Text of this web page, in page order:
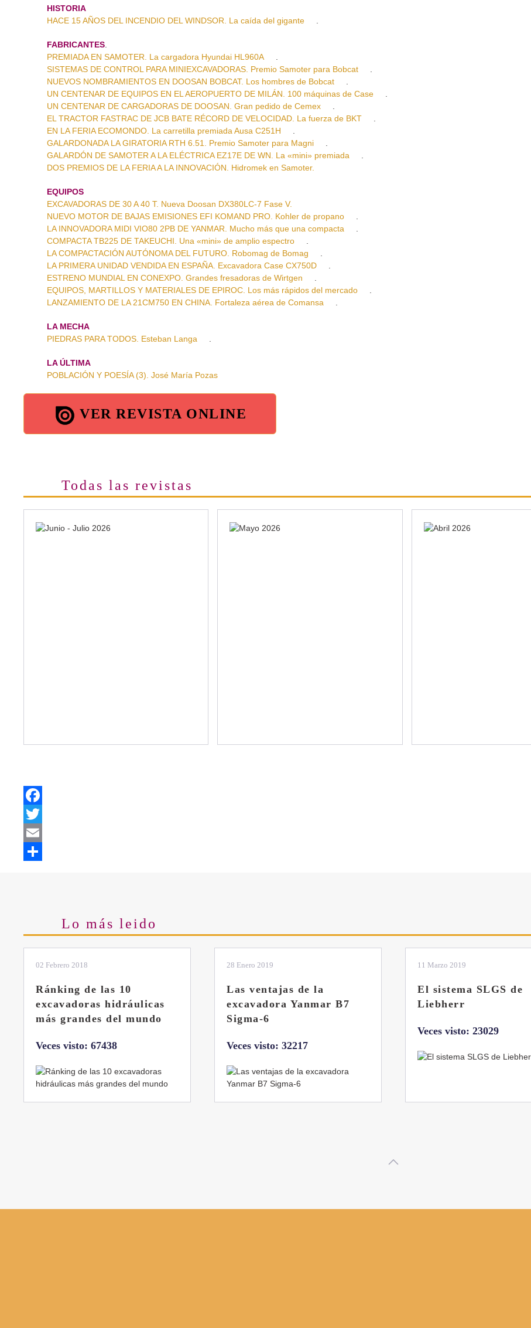
HISTORIA
HACE 15 AÑOS DEL INCENDIO DEL WINDSOR. La caída del gigante
.
FABRICANTES.
PREMIADA EN SAMOTER. La cargadora Hyundai HL960A
.
SISTEMAS DE CONTROL PARA MINIEXCAVADORAS. Premio Samoter para Bobcat
.
NUEVOS NOMBRAMIENTOS EN DOOSAN BOBCAT. Los hombres de Bobcat
.
UN CENTENAR DE EQUIPOS EN EL AEROPUERTO DE MILÁN. 100 máquinas de Case
.
UN CENTENAR DE CARGADORAS DE DOOSAN. Gran pedido de Cemex
.
EL TRACTOR FASTRAC DE JCB BATE RÉCORD DE VELOCIDAD. La fuerza de BKT
.
EN LA FERIA ECOMONDO. La carretilla premiada Ausa C251H
.
GALARDONADA LA GIRATORIA RTH 6.51. Premio Samoter para Magni
.
GALARDÓN DE SAMOTER A LA ELÉCTRICA EZ17E DE WN. La «mini» premiada
.
DOS PREMIOS DE LA FERIA A LA INNOVACIÓN. Hidromek en Samoter.
EQUIPOS
EXCAVADORAS DE 30 A 40 T. Nueva Doosan DX380LC-7 Fase V.
NUEVO MOTOR DE BAJAS EMISIONES EFI KOMAND PRO. Kohler de propano
.
LA INNOVADORA MIDI VIO80 2PB DE YANMAR. Mucho más que una compacta
.
COMPACTA TB225 DE TAKEUCHI. Una «mini» de amplio espectro
.
LA COMPACTACIÓN AUTÓNOMA DEL FUTURO. Robomag de Bomag
.
LA PRIMERA UNIDAD VENDIDA EN ESPAÑA. Excavadora Case CX750D
.
ESTRENO MUNDIAL EN CONEXPO. Grandes fresadoras de Wirtgen
.
EQUIPOS, MARTILLOS Y MATERIALES DE EPIROC. Los más rápidos del mercado
.
LANZAMIENTO DE LA 21CM750 EN CHINA. Fortaleza aérea de Comansa
.
LA MECHA
PIEDRAS PARA TODOS. Esteban Langa
.
LA ÚLTIMA
POBLACIÓN Y POESÍA (3). José María Pozas
VER REVISTA ONLINE
Todas las revistas
Facebook
Twitter
Email
Lo más leido
28 Enero 2019
Las ventajas de la
excavadora Yanmar B7
Sigma-6
Veces visto: 32217
11 Marzo 2019
El sistema SLGS de
Liebherr
04 Marzo 2019
Dos nuevas grúas
abatibles de 18 y 24